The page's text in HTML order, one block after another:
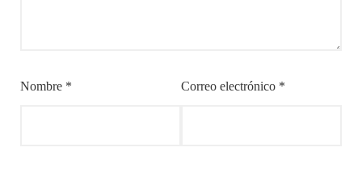
Nombre * Correo electrónico *